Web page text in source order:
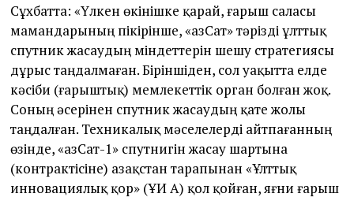
Сұхбатта: «Үлкен өкінішке қарай, ғарыш саласы
мамандарының пікірінше, «ҚазСат» тәрізді ұлттық
спутник жасаудың міндеттерін шешу стратегиясы
дұрыс таңдалмаған. Біріншіден, сол уақытта елде
кәсіби (ғарыштық) мемлекеттік орган болған жоқ.
Соның әсерінен спутник жасаудың қате жолы
таңдалған. Техникалық мәселелерді айтпағанның
өзінде, «ҚазСат-1» спутнигін жасау шартына
(контрактісіне) Қазақстан тарапынан «Ұлттық
инновациялық қор» (ҰИҚ АҚ) қол қойған, яғни ғарыш